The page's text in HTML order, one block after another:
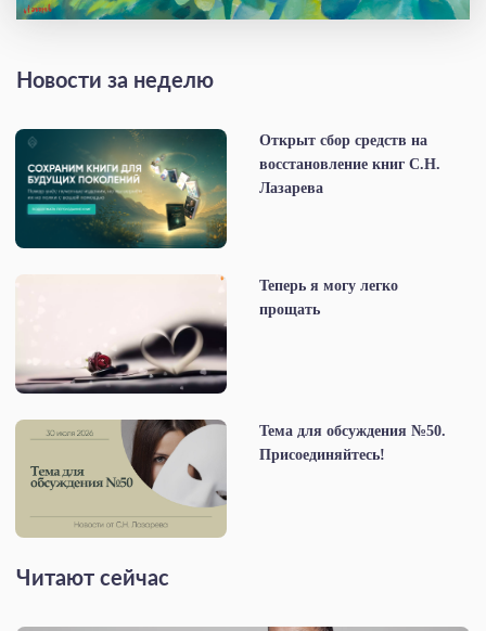
Новости за неделю
Открыт сбор средств на
восстановление книг С.Н.
Лазарева
Теперь я могу легко
прощать
Тема для обсуждения №50.
Присоединяйтесь!
Читают сейчас